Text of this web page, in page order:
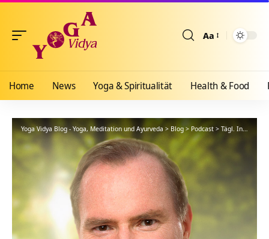
Aa
Home News Yoga & Spiritualität Health & Food
Yoga Vidya Blog - Yoga, Meditation und Ayurveda > Blog > Podcast > Tägl. Inspiration